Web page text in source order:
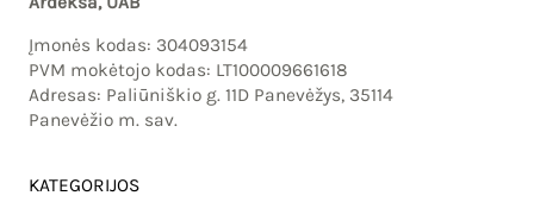
Įmonės kodas: 304093154
PVM mokėtojo kodas: LT100009661618
Adresas: Paliūniškio g. 11D Panevėžys, 35114
Panevėžio m. sav.
KATEGORIJOS